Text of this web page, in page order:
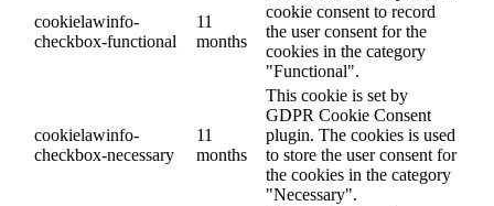
cookielawinfo-
checkbox-functional
11
months
cookie consent to record
the user consent for the
cookies in the category
"Functional".
cookielawinfo-
checkbox-necessary
11
months
This cookie is set by
GDPR Cookie Consent
plugin. The cookies is used
to store the user consent for
the cookies in the category
"Necessary".